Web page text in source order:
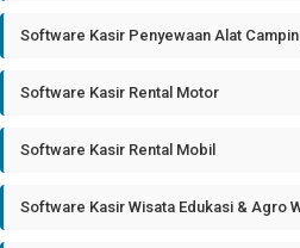
Software Kasir Penyewaan Alat
Software Kasir Rental Motor
Software Kasir Rental Mobil
Software Kasir Wisata Edukasi & Agro